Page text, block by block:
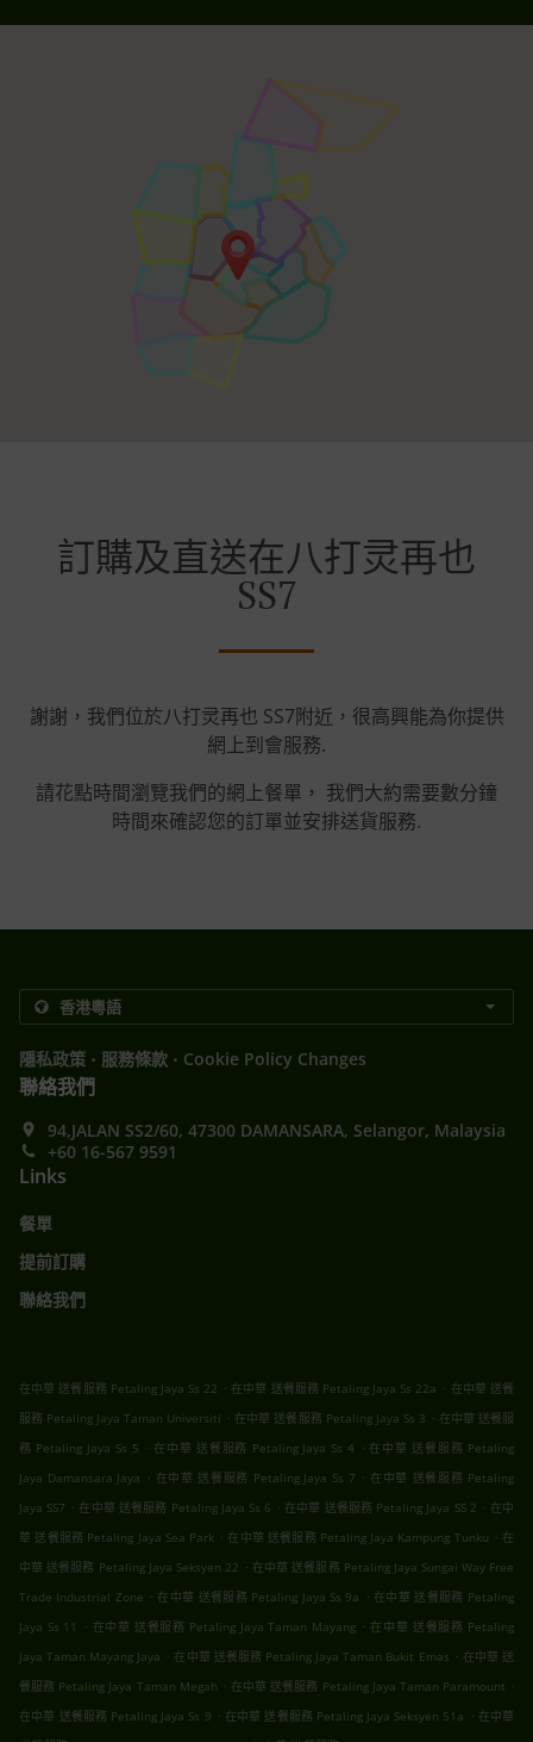
訂購及直送在八打灵再也
SS7
謝謝，我們位於八打灵再也 SS7附近，很高興能為你提供
網上到會服務.
請花點時間瀏覽我們的網上餐單， 我們大約需要數分鐘
時間來確認您的訂單並安排送貨服務.
隱私政策 . 服務條款 . Cookie Policy Changes
聯絡我們
94,JALAN SS2/60, 47300 DAMANSARA, Selangor, Malaysia
+60 16-567 9591
Links
餐單
提前訂購
聯絡我們
在中華 送餐服務 Petaling Jaya Ss 22 . 在中華 送餐服務 Petaling Jaya Ss 22a . 在中華 送餐
服務 Petaling Jaya Taman Universiti . 在中華 送餐服務 Petaling Jaya Ss 3 . 在中華 送餐服
務 Petaling Jaya Ss 5 . 在中華 送餐服務 Petaling Jaya Ss 4 . 在中華 送餐服務 Petaling
Jaya Damansara Jaya . 在中華 送餐服務 Petaling Jaya Ss 7 . 在中華 送餐服務 Petaling
Jaya SS7 . 在中華 送餐服務 Petaling Jaya Ss 6 . 在中華 送餐服務 Petaling Jaya SS 2 . 在中
華 送餐服務 Petaling Jaya Sea Park . 在中華 送餐服務 Petaling Jaya Kampung Tunku . 在
中華 送餐服務 Petaling Jaya Seksyen 22 . 在中華 送餐服務 Petaling Jaya Sungai Way Free
Trade Industrial Zone . 在中華 送餐服務 Petaling Jaya Ss 9a . 在中華 送餐服務 Petaling
Jaya Ss 11
. 在中華 送餐服務 Petaling Jaya Taman Mayang . 在中華 送餐服務 Petaling
Jaya Taman Mayang Jaya . 在中華 送餐服務 Petaling Jaya Taman Bukit Emas . 在中華 送
餐服務 Petaling Jaya Taman Megah . 在中華 送餐服務 Petaling Jaya Taman Paramount .
在中華 送餐服務 Petaling Jaya Ss 9 . 在中華 送餐服務 Petaling Jaya Seksyen 51a . 在中華